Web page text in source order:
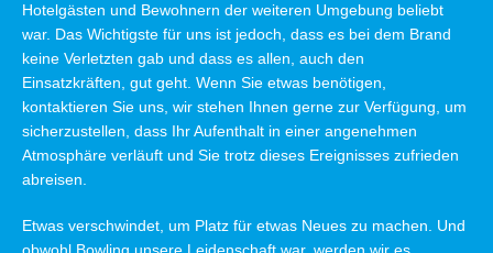
Hotelgästen und Bewohnern der weiteren Umgebung beliebt
war. Das Wichtigste für uns ist jedoch, dass es bei dem Brand
keine Verletzten gab und dass es allen, auch den
Einsatzkräften, gut geht. Wenn Sie etwas benötigen,
kontaktieren Sie uns, wir stehen Ihnen gerne zur Verfügung, um
sicherzustellen, dass Ihr Aufenthalt in einer angenehmen
Atmosphäre verläuft und Sie trotz dieses Ereignisses zufrieden
abreisen.
Etwas verschwindet, um Platz für etwas Neues zu machen. Und